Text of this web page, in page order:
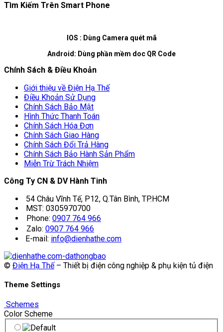
Tìm Kiếm Trên Smart Phone
IOS : Dùng Camera quét mã
Android: Dùng phần mềm doc QR Code
Chính Sách & Điều Khoản
Giới thiệu về Điện Hạ Thế
Điều Khoản Sử Dụng
Chính Sách Bảo Mật
Hình Thức Thanh Toán
Chính Sách Hóa Đơn
Chính Sách Giao Hàng
Chính Sách Đổi Trả Hàng
Chính Sách Bảo Hành Sản Phẩm
Miễn Trừ Trách Nhiệm
Công Ty CN & DV Hành Tinh
54 Châu Vĩnh Tế, P12, Q.Tân Bình, TP.HCM
MST: 0305970700
Phone: 0907 764 966
Zalo: 0907 764 966
E-mail: info@dienhathe.com
© Điện Hạ Thế– Thiết bị điện công nghiệp & phụ kiện tủ điện
Theme Settings
Schemes
Color Scheme